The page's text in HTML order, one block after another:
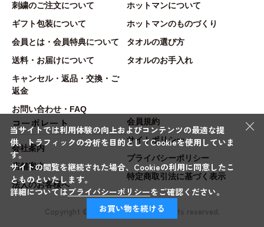
刺繍のご注文について
ギフト包装について
会員とは・会員特典について
送料・お届けについて
キャンセル・返品・交換・ご
返金
お問い合わせ・FAQ
ホットマンについて
ホットマンのものづくり
タオルの選び方
タオルのお手入れ
コーポレート
会社案内
店舗案内
法人のお客様へ
会員規約
サイトポリシー
プライバシーポリシー
特定商取引法に基づく表示
Copyright © Hotman.Co.,Ltd. All rights reserved.
×
当サイトでは利用体験の向上およびコンテンツの最適な提
供、トラフィックの分析を目的としてCookieを使用していま
す。
サイトの閲覧を継続された場合、Cookieの利用に同意したこ
とものといたします。
詳細についてはプライバシーポリシーをご確認ください。
お買い物を続ける